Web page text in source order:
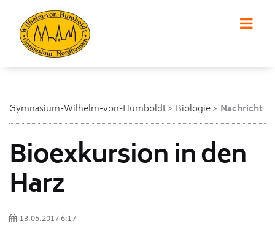
Gymnasium-Wilhelm-von-Humboldt Biologie Nachricht
Bioexkursion in den
Harz
13.06.2017 6:17